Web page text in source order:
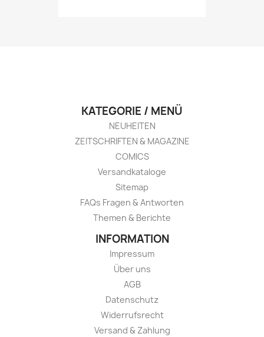
KATEGORIE / MENÜ
NEUHEITEN
ZEITSCHRIFTEN & MAGAZINE
COMICS
Versandkataloge
Sitemap
FAQs Fragen & Antworten
Themen & Berichte
INFORMATION
Impressum
Über uns
AGB
Datenschutz
Widerrufsrecht
Versand & Zahlung